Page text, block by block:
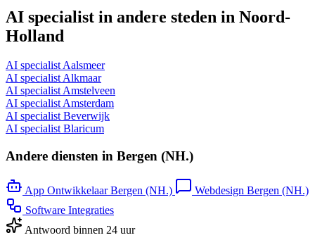
AI specialist in andere steden in Noord-
Holland
AI specialist Aalsmeer
AI specialist Alkmaar
AI specialist Amstelveen
AI specialist Amsterdam
AI specialist Beverwijk
AI specialist Blaricum
Andere diensten in Bergen (NH.)
App Ontwikkelaar Bergen (NH.)
Webdesign Bergen (NH.)
Software Integraties
Antwoord binnen 24 uur